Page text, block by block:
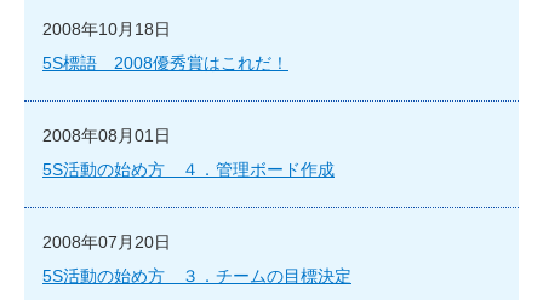
2008年10月18日
5S標語 2008優秀賞はこれだ！
2008年08月01日
5S活動の始め方 ４．管理ボード作成
2008年07月20日
5S活動の始め方 ３．チームの目標決定